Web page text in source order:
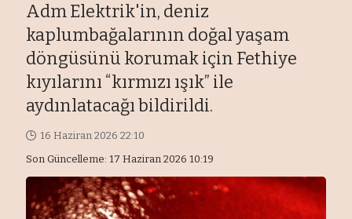
Adm Elektrik'in, deniz
kaplumbağalarının doğal yaşam
döngüsünü korumak için Fethiye
kıyılarını “kırmızı ışık” ile
aydınlatacağı bildirildi.
Son Güncelleme: 17 Haziran 2026 10:19
16 Haziran 2026 22:10